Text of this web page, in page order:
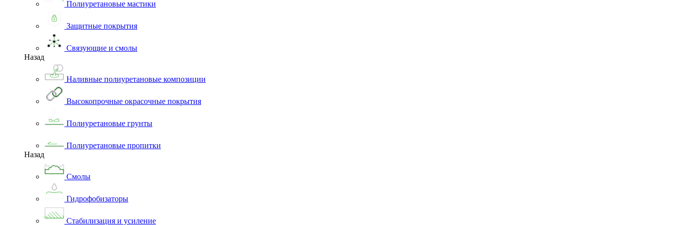
Полиуретановые мастики
Защитные покрытия
Связующие и смолы
Назад
Наливные полиуретановые композиции
Высокопрочные окрасочные покрытия
Полиуретановые грунты
Полиуретановые пропитки
Назад
Смолы
Гидрофобизаторы
Стабилизация и усиление